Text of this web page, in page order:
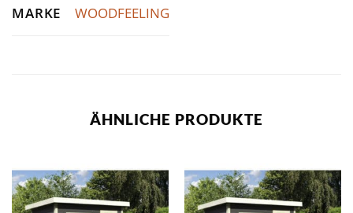
MARKE WOODFEELING
ÄHNLICHE PRODUKTE